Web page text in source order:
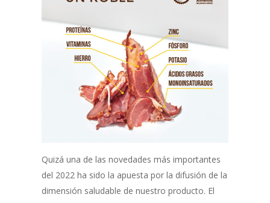
Quizá una de las novedades más importantes
del 2022 ha sido la apuesta por la difusión de la
dimensión saludable de nuestro producto. El